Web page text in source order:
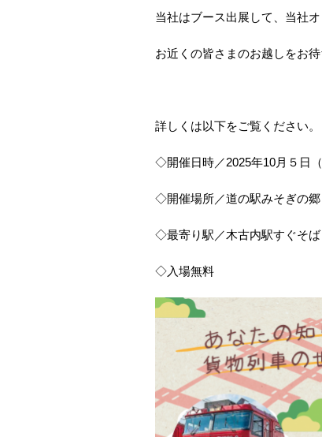
当社はブース出展して、当社
お近くの皆さまのお越しをお待
詳しくは以下をご覧ください。
◇開催日時／2025年10月５日
◇開催場所／道の駅みそぎの
◇最寄り駅／木古内駅すぐそば
◇入場無料